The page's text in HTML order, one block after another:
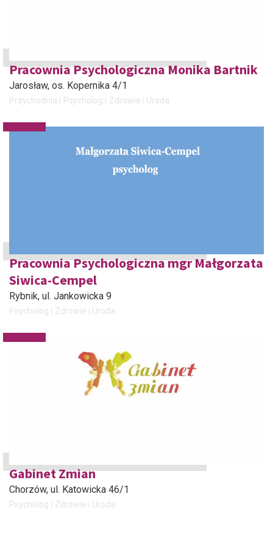
Pracownia Psychologiczna Monika Bartnik
Jarosław, os. Kopernika 4/1
Przychodnia Psycholog Zdrowie i Uroda
Pracownia Psychologiczna mgr Małgorzata
Siwica-Cempel
Rybnik, ul. Jankowicka 9
Psycholog Zdrowie i Uroda
Gabinet Zmian
Chorzów, ul. Katowicka 46/1
Psycholog Zdrowie i Uroda